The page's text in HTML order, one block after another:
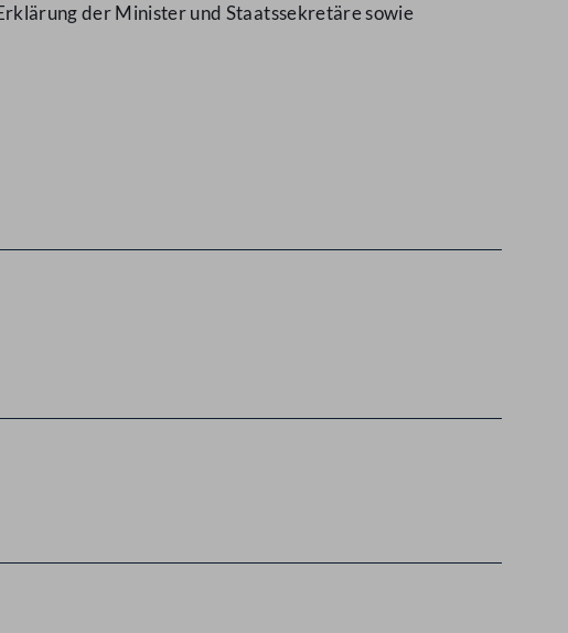
der Minister und Staatssekretäre sowie